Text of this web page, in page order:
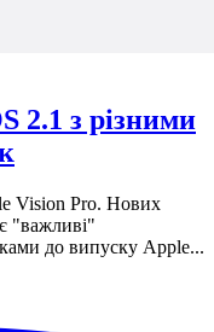
2.1 з різними
Vision Pro. Нових
"важливі"
до випуску Apple...